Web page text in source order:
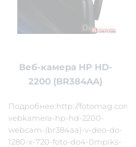
Веб-камера HP HD-
2200 (BR384AA)
Подробнее:http://
vebkamera-hp-hd-2200-
webcam-(br384aa)-v-deo-do-
1280-x-720-foto-do4-0mpiks-